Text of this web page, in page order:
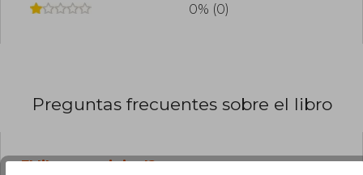
0% (0)
Preguntas frecuentes sobre el libro
¿El libro es original?